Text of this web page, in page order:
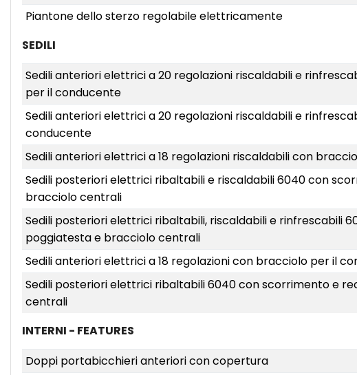
Piantone dello sterzo regolabile elettricamente
SEDILI
Sedili anteriori elettrici a 20 regolazioni riscaldabili e
per il conducente
Sedili anteriori elettrici a 20 regolazioni riscaldabili e
conducente
Sedili anteriori elettrici a 18 regolazioni riscaldabili con
Sedili posteriori elettrici ribaltabili e riscaldabili 6040 con
bracciolo centrali
Sedili posteriori elettrici ribaltabili, riscaldabili e rinfrescabili
poggiatesta e bracciolo centrali
Sedili anteriori elettrici a 18 regolazioni con bracciolo per il
Sedili posteriori elettrici ribaltabili 6040 con scorrimento e
centrali
INTERNI - FEATURES
Doppi portabicchieri anteriori con copertura